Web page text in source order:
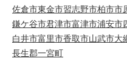
佐倉市東金市習志野市柏市市
鎌ケ谷市君津市富津市浦安市
白井市富里市香取市山武市大
長生郡一宮町